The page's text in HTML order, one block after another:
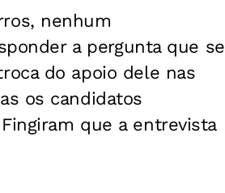
nenhum
a pergunta que se
do apoio dele nas
os candidatos
que a entrevista